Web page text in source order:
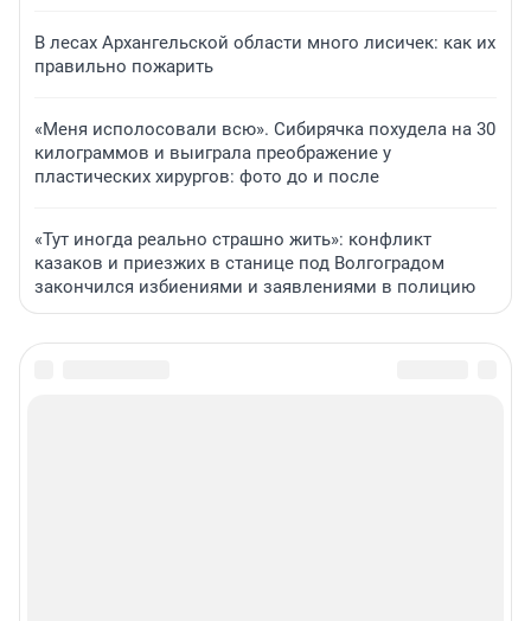
В лесах Архангельской области много лисичек: как их
правильно пожарить
«Меня исполосовали всю». Сибирячка похудела на 30
килограммов и выиграла преображение у
пластических хирургов: фото до и после
«Тут иногда реально страшно жить»: конфликт
казаков и приезжих в станице под Волгоградом
закончился избиениями и заявлениями в полицию